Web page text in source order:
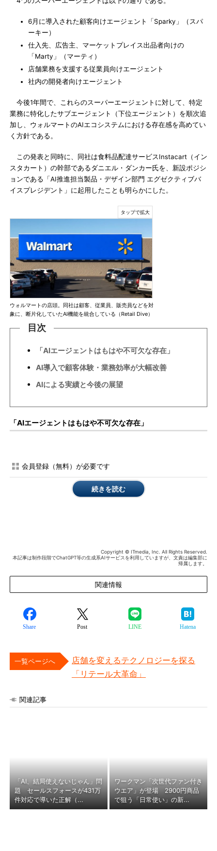
6月に導入された顧客向けエージェント「Sparky」（スパ
ーキー）
仕入先、広告主、マーケットプレイス出品者向けの
「Marty」（マーティ）
店舗業務を支援する従業員向けエージェント
社内の開発者向けエージェント
今後1年間で、これらのスーパーエージェントに対して、特定
業務に特化したサブエージェント（下位エージェント）を順次追
加し、ウォルマートのAIエコシステムにおける存在感を高めてい
く方針である。
この発表と同時に、同社は食料品配達サービスInstacart（イン
スタカート）の幹部であるダニエル・ダンカー氏を、新設ポジシ
ョンである「AI推進担当製品・デザイン部門 エグゼクティブバ
イスプレジデント」に起用したことも明らかにした。
ウォルマートの店頭。同社は顧客、従業員、販売員などを対
象に、断片化していたAI機能を統合している（Retail Dive）
目次
「AIエージェントはもはや不可欠な存在」
AI導入で顧客体験・業務効率が大幅改善
AIによる実績と今後の展望
「AIエージェントはもはや不可欠な存在」
会員登録（無料）が必要です
続きを読む
Copyright © ITmedia, Inc. All Rights Reserved.
本記事は制作段階でChatGPT等の生成系AIサービスを利用していますが、文責は編集部に
帰属します。
関連情報
Share Post LINE Hatena
一覧ページへ
店舗を変えるテクノロジーを探る
「リテール大革命」
関連記事
「AI、結局使えないじゃん」問
題 セールスフォースが431万
件対応で導いた正解（...
ワークマン「次世代ファン付き
ウエア」が登場 2900円商品
で狙う「日常使い」の新...